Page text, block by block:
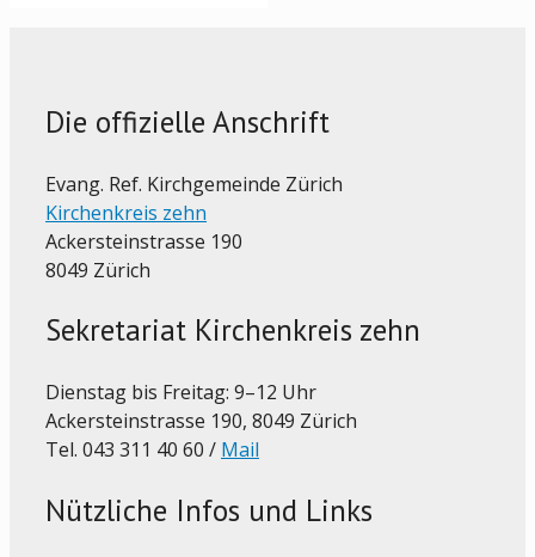
Die offizielle Anschrift
Evang. Ref. Kirchgemeinde Zürich
Kirchenkreis zehn
Ackersteinstrasse 190
8049 Zürich
Sekretariat Kirchenkreis zehn
Dienstag bis Freitag: 9–12 Uhr
Ackersteinstrasse 190, 8049 Zürich
Tel. 043 311 40 60 / Mail
Nützliche Infos und Links